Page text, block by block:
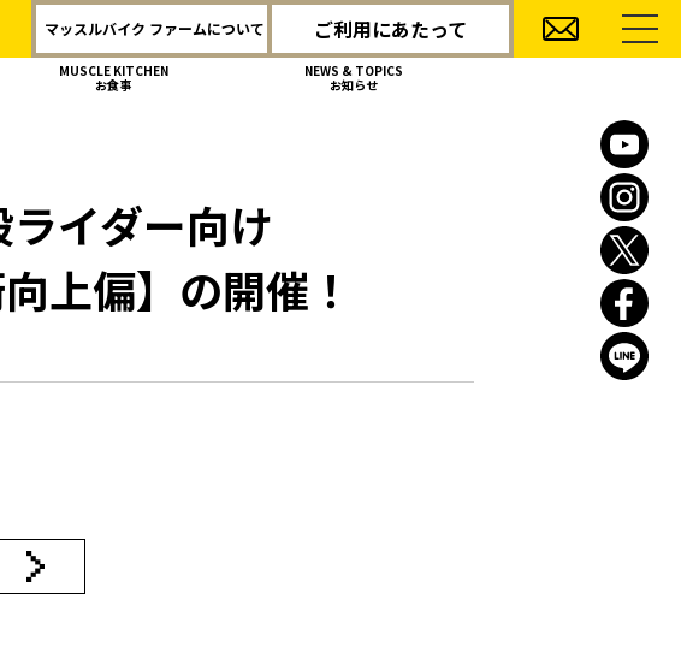
マッスルバイク ファームについて ご利用にあたって
MUSCLE KITCHEN
お食事
NEWS & TOPICS
お知らせ
イダー向け
上偏】の開催！